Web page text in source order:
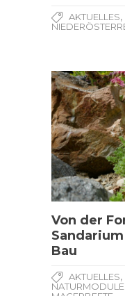
AKTUELLES,
Von der
Bau
AKTUELLES,